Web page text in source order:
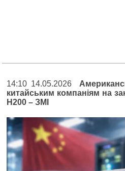
14:10 14.05.2026
китайським компаніям на
H200 – ЗМІ